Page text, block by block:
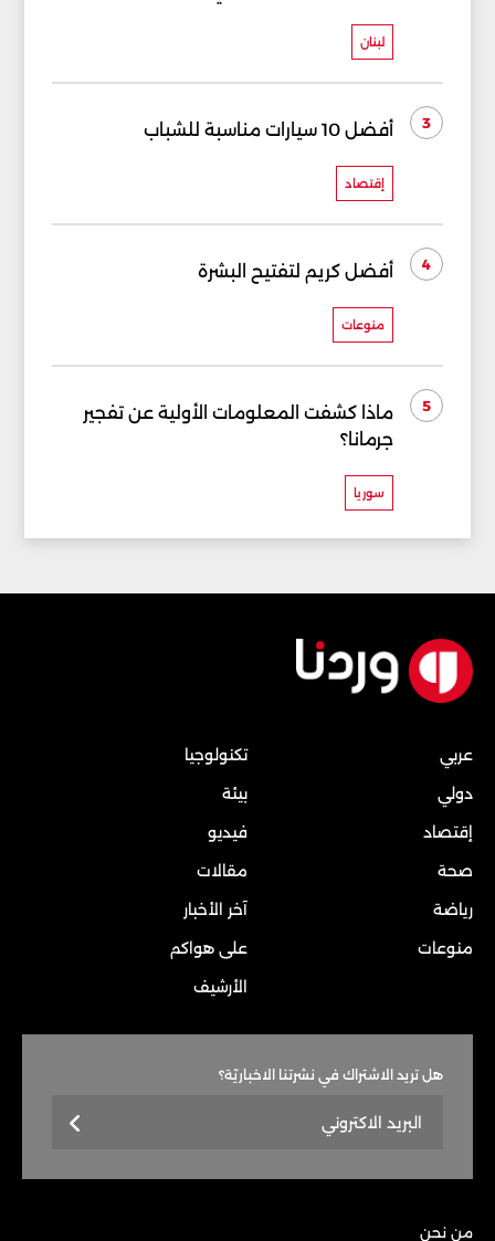
لبنان
3 أفضل 10 سيارات مناسبة للشباب
إقتصاد
4 أفضل كريم لتفتيح البشرة
منوعات
5
ماذا كشفت المعلومات الأولية عن تفجير
جرمانا؟
سوريا
عربي
دولي
إقتصاد
صحة
رياضة
منوعات
تكنولوجيا
بيئة
فيديو
مقالات
آخر الأخبار
على هواكم
الأرشيف
هل تريد الاشتراك في نشرتنا الاخباريّة؟
من نحن